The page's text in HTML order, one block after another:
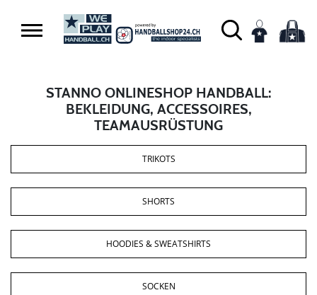
STANNO ONLINESHOP HANDBALL:
BEKLEIDUNG, ACCESSOIRES,
TEAMAUSRÜSTUNG
TRIKOTS
SHORTS
HOODIES & SWEATSHIRTS
SOCKEN